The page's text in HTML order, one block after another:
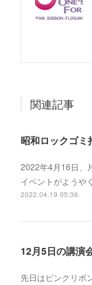
関連記事
2022年4月16日、
イベントがようや
2022.04.19 05:36
12月5日の講演
先日はピンクリボ